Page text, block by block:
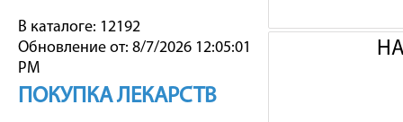
В каталоге: 12192
Обновление от: 8/7/2026 12:05:01
PM
ПОКУПКА ЛЕКАРСТВ